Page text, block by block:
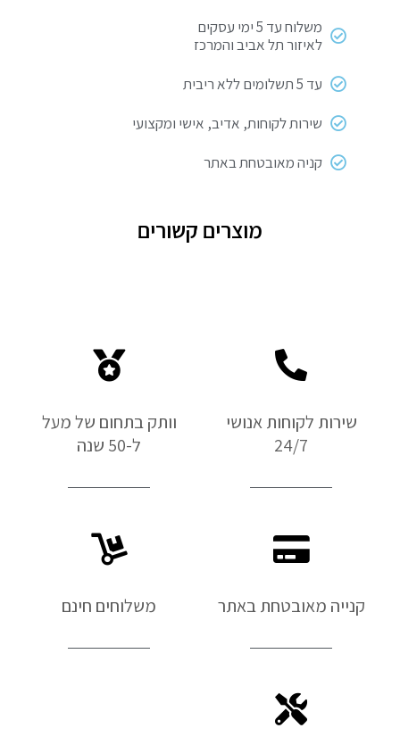
משלוח עד 5 ימי עסקים
לאיזור תל אביב והמרכז
עד 5 תשלומים ללא ריבית
שירות לקוחות, אדיב, אישי ומקצועי
קניה מאובטחת באתר
מוצרים קשורים
שירות לקוחות אנושי
24/7
וותק בתחום של מעל
ל-50 שנה
קנייה מאובטחת באתר משלוחים חינם